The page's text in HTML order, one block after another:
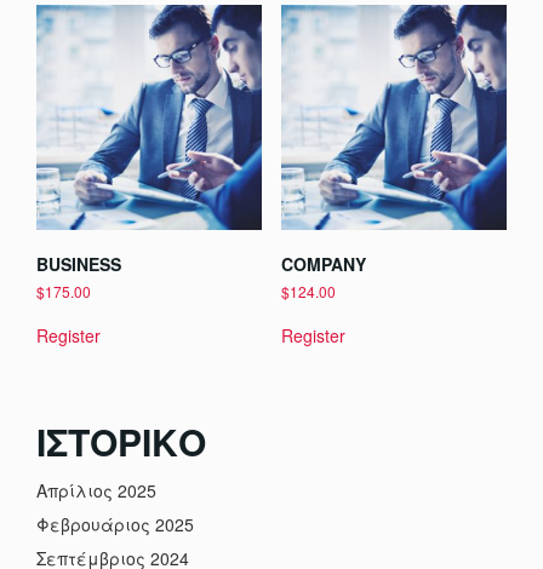
BUSINESS
$175.00
Register
COMPANY
$124.00
Register
ΙΣΤΟΡΙΚΌ
Απρίλιος 2025
Φεβρουάριος 2025
Σεπτέμβριος 2024